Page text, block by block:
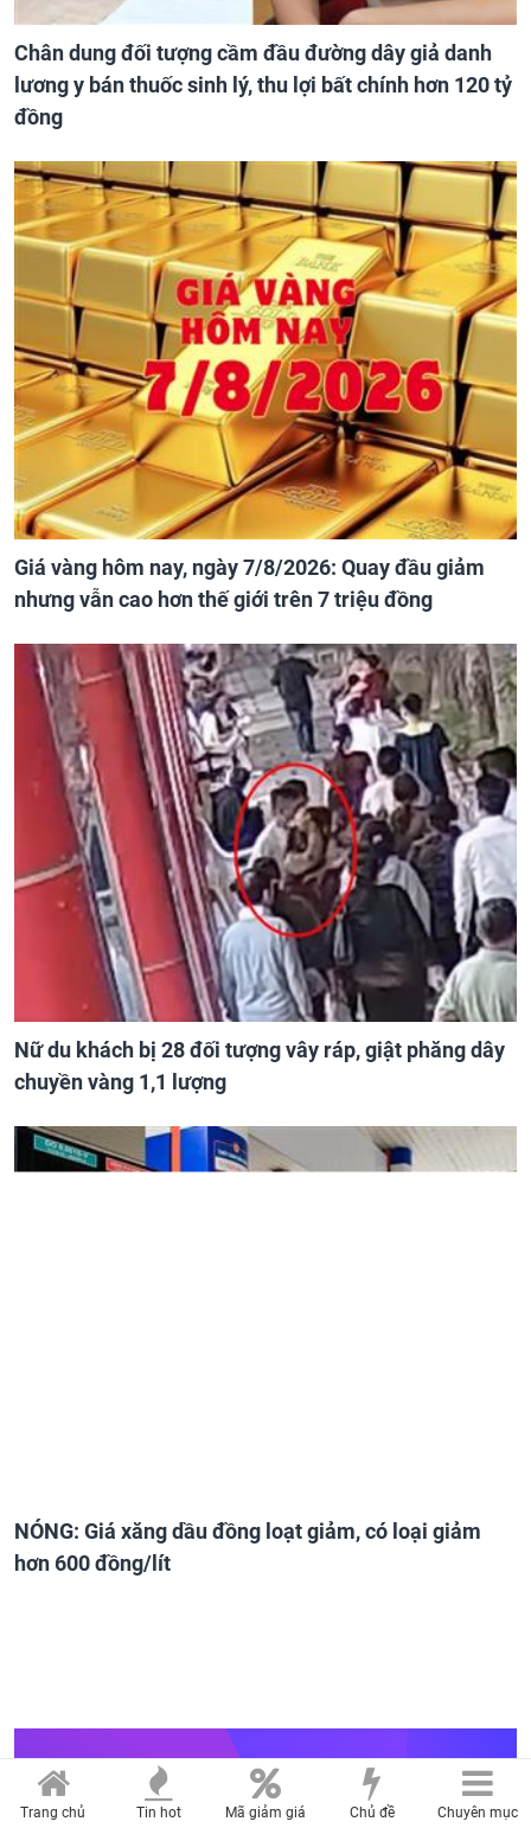
Chân dung đối tượng cầm đầu đường dây giả danh
lương y bán thuốc sinh lý, thu lợi bất chính hơn 120 tỷ
đồng
Giá vàng hôm nay, ngày 7/8/2026: Quay đầu giảm
nhưng vẫn cao hơn thế giới trên 7 triệu đồng
Nữ du khách bị 28 đối tượng vây ráp, giật phăng dây
chuyền vàng 1,1 lượng
NÓNG: Giá xăng dầu đồng loạt giảm, có loại giảm
hơn 600 đồng/lít
MERCURY MEDIA & ENTERTAINMENT CO., LTD
Trụ sở: 27 đường A4, phường Bảy Hiền, thành phố Hồ Chí Minh
Trang chủ Tin hot Mã giảm giá Chủ đề Chuyên mục